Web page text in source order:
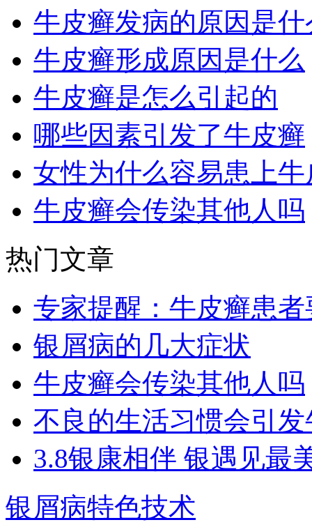
牛皮癣发病的原因是什
牛皮癣形成原因是什么
牛皮癣是怎么引起的
哪些因素引发了牛皮癣
女性为什么容易患上牛
牛皮癣会传染其他人吗
热门文章
专家提醒：牛皮癣患
银屑病的几大症状
牛皮癣会传染其他人吗
不良的生活习惯会引
3.8银康相伴 银遇见最
银屑病特色技术